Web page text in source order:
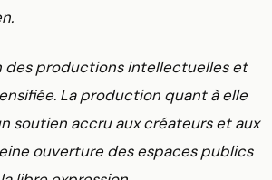
des productions intellectuelles et
La production quant à elle
soutien accru aux créateurs et aux
ouverture des espaces publics